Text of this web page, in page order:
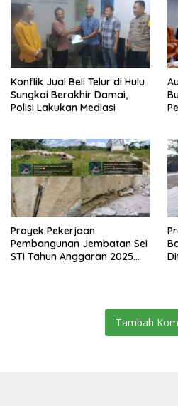
Konflik Jual Beli Telur di Hulu
Sungkai Berakhir Damai,
Polisi Lakukan Mediasi
Proyek Pekerjaan
Pembangunan Jembatan Sei
STI Tahun Anggaran 2025
Tambah